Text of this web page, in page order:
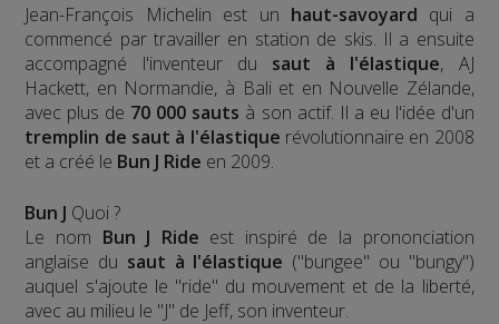
Jean-François Michelin est un haut-savoyard qui a
commencé par travailler en station de skis. Il a ensuite
accompagné l'inventeur du saut à l'élastique, AJ
Hackett, en Normandie, à Bali et en Nouvelle Zélande,
avec plus de 70 000 sauts à son actif. Il a eu l'idée d'un
tremplin de saut à l'élastique révolutionnaire en 2008
et a créé le Bun J Ride en 2009.
Bun J Quoi ?
Le nom Bun J Ride est inspiré de la prononciation
anglaise du saut à l'élastique ("bungee" ou "bungy")
auquel s'ajoute le "ride" du mouvement et de la liberté,
avec au milieu le "J" de Jeff, son inventeur.